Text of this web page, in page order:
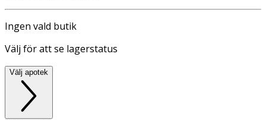
Ingen vald butik
Välj för att se lagerstatus
Välj apotek